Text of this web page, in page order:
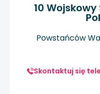
10
Powstańców
Skontaktuj się